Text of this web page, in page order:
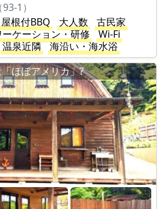
1）
屋根付BBQ 大人数
古民家
ケーション・研修
Wi-Fi
温泉近隣
海沿い・海水浴
ほぼアメリカ」?